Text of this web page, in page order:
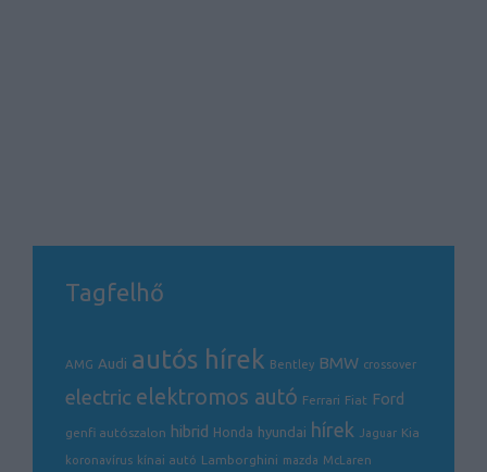
Tagfelhő
AMG Audi autós hírek Bentley BMW crossover
electric elektromos autó Ferrari Fiat Ford
genfi autószalon hibrid Honda hyundai hírek Jaguar Kia
koronavírus kínai autó Lamborghini mazda McLaren